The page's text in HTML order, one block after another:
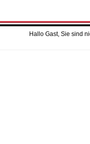
Hallo Gast, Sie sind